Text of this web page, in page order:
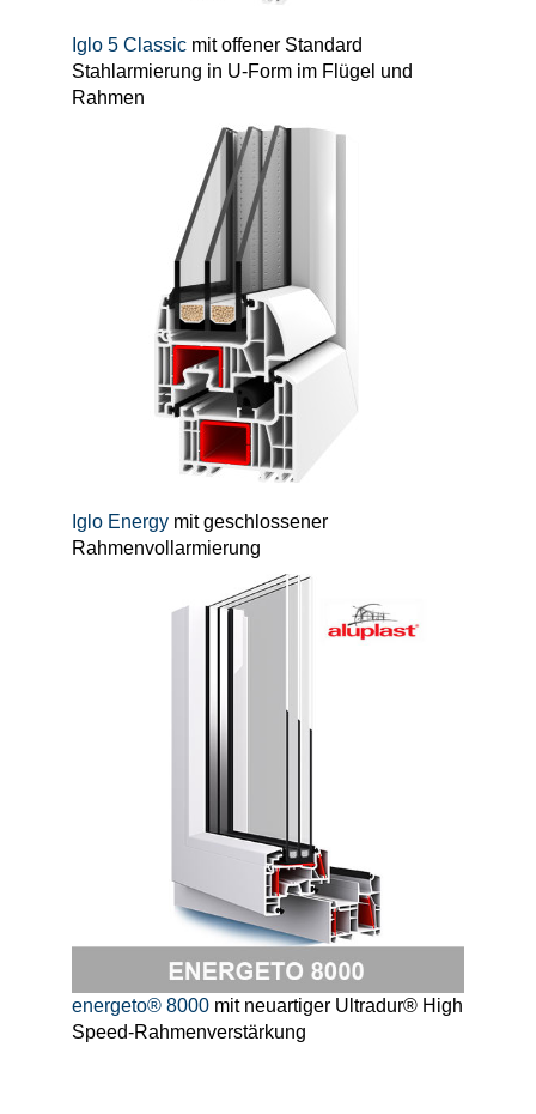
Iglo 5 Classic mit offener Standard
Stahlarmierung in U-Form im Flügel und
Rahmen
Iglo Energy mit geschlossener
Rahmenvollarmierung
energeto® 8000 mit neuartiger Ultradur® High
Speed-Rahmenverstärkung